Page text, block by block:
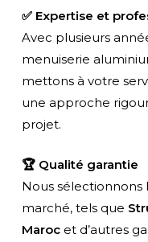
✅ Expertise et
Avec plusieurs
menuiserie
mettons à votre
une approche
projet.
🏆 Qualité garantie
Nous sélectionnons
marché, tels que
Marocet d’autres